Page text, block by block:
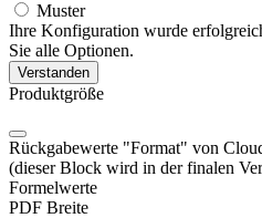
Muster
Ihre Konfiguration wurde
Sie alle Optionen.
Verstanden
Produktgröße
Rückgabewerte "Format" von
(dieser Block wird in der finalen
Formelwerte
PDF Breite